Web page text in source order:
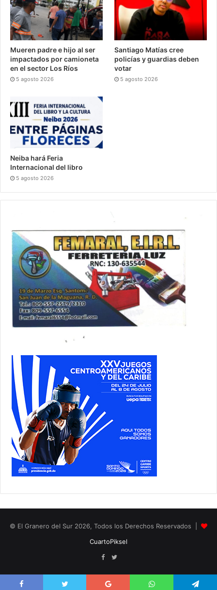
Mueren padre e hijo al ser
impactados por camioneta
en el sector Los Ríos
5 agosto 2026
Santiago Matías cree
policías y guardias deben
votar
5 agosto 2026
Neiba hará Feria
Internacional del libro
5 agosto 2026
© El Granero del Sur 2026, Todos los Derechos Reservados |
CuartoPiksel